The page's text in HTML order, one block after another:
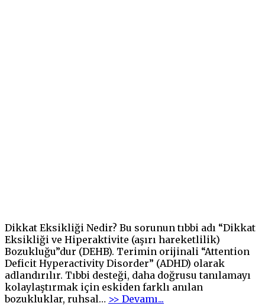
Dikkat Eksikliği Nedir? Bu sorunun tıbbi adı “Dikkat
Eksikliği ve Hiperaktivite (aşırı hareketlilik)
Bozukluğu”dur (DEHB). Terimin orijinali “Attention
Deficit Hyperactivity Disorder” (ADHD) olarak
adlandırılır. Tıbbi desteği, daha doğrusu tanılamayı
kolaylaştırmak için eskiden farklı anılan
bozukluklar, ruhsal… >> Devamı...